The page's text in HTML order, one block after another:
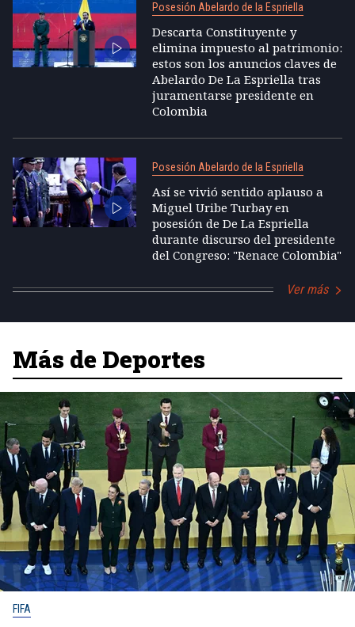
Posesión Abelardo de la Espriella
Descarta Constituyente y
elimina impuesto al patrimonio:
estos son los anuncios claves de
Abelardo De La Espriella tras
juramentarse presidente en
Colombia
Posesión Abelardo de la Espriella
Así se vivió sentido aplauso a
Miguel Uribe Turbay en
posesión de De La Espriella
durante discurso del presidente
del Congreso: "Renace Colombia"
Ver más
Más de Deportes
FIFA